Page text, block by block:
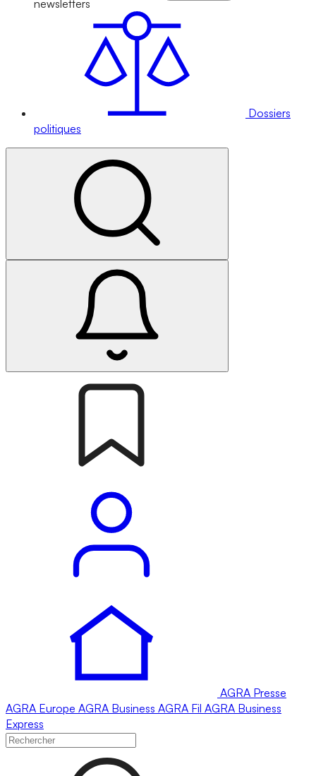
newsletters
Dossiers
politiques
AGRA Presse
AGRA Europe AGRA Business AGRA Fil AGRA Business
Express